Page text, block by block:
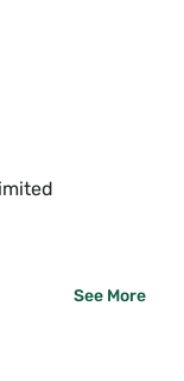
See More